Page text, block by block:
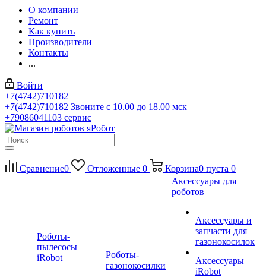
О компании
Ремонт
Как купить
Производители
Контакты
...
Войти
+7(4742)710182
+7(4742)710182 Звоните с 10.00 до 18.00 мск
+79086041103 сервис
Сравнение0 Отложенные 0 Корзина0 пуста 0
Роботы-
пылесосы
iRobot
Роботы-
газонокосилки
Аксессуары для
роботов
Аксессуары и
запчасти для
газонокосилок
Аксессуары
iRobot